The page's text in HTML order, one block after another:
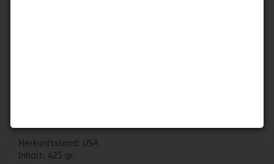
Herkunftsland: USA
Inhalt: 425 gr.